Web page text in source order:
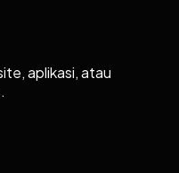
aplikasi, atau